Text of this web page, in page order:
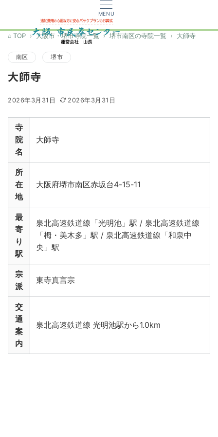
MENU
TOP 大阪市・堺市寺院一覧 堺市南区の寺院一覧 大師寺
南区 堺市
大師寺
2026年3月31日 2026年3月31日
寺
院
名
大師寺
所
在
地
大阪府堺市南区赤坂台4-15-11
最
寄
り
駅
泉北高速鉄道線「光明池」駅 / 泉北高速鉄道線
「栂・美木多」駅 / 泉北高速鉄道線「和泉中
央」駅
宗
派
東寺真言宗
交
通
案
内
泉北高速鉄道線 光明池駅から1.0km